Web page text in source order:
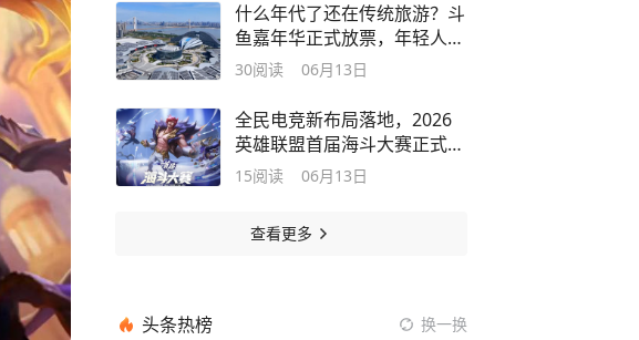
什么年代了还在传统旅游？斗
鱼嘉年华正式放票，年轻人会
买账吗？
30阅读 06月13日
全民电竞新布局落地，2026
英雄联盟首届海斗大赛正式启
动！
15阅读 06月13日
查看更多
头条热榜 换一换